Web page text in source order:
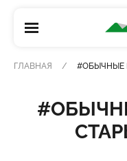
ГЛАВНАЯ #ОБЫЧНЫЕ